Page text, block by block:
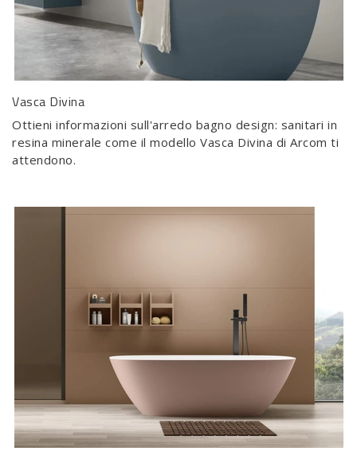
Vasca Divina
Ottieni informazioni sull'arredo bagno design: sanitari in
resina minerale come il modello Vasca Divina di Arcom ti
attendono.